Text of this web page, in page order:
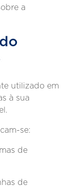
a
utilizado em
à sua
se:
de
de